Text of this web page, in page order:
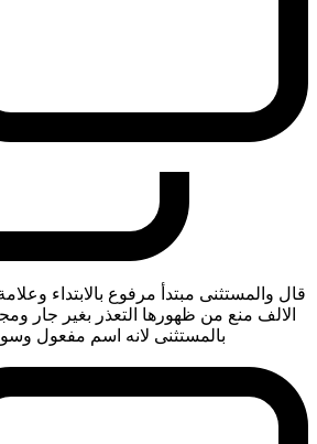
قال والمستثنى مبتدأ مرفوع بالابتداء
الالف منع من ظهورها التعذر بغير جار
بالمستثنى لانه اسم مفعول